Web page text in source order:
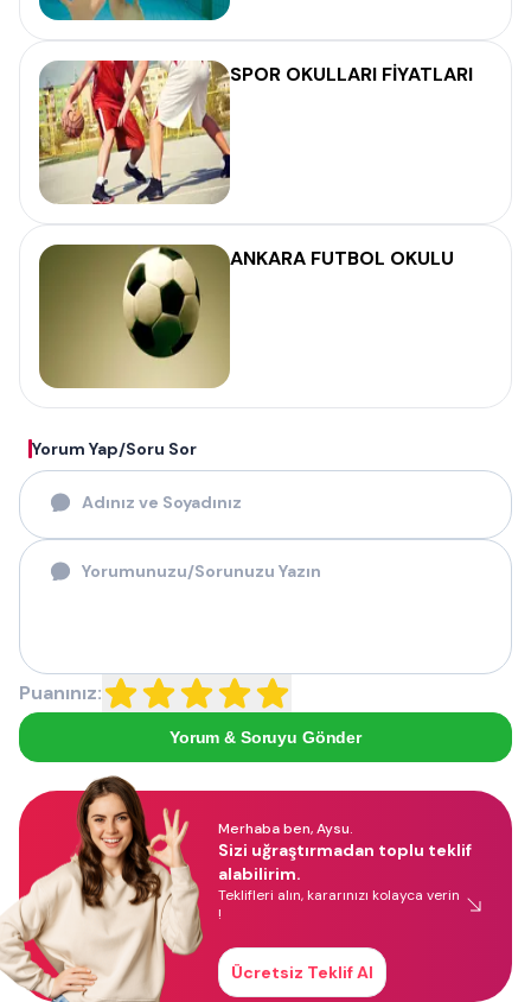
SPOR OKULLARI FİYATLARI
ANKARA FUTBOL OKULU
Yorum Yap/Soru Sor
Puanınız:
Yorum & Soruyu Gönder
Merhaba ben, Aysu.
Sizi uğraştırmadan toplu teklif
alabilirim.
Teklifleri alın, kararınızı kolayca verin
!
Ücretsiz Teklif Al